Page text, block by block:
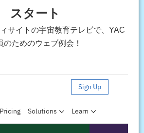
スタート
サイトの宇宙教育テレビで、YAC
のためのウェブ例会！